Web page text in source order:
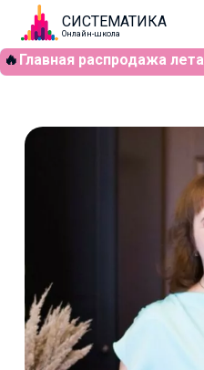
СИСТЕМАТИКА
Онлайн-школа
🔥 Главная распродажа лета